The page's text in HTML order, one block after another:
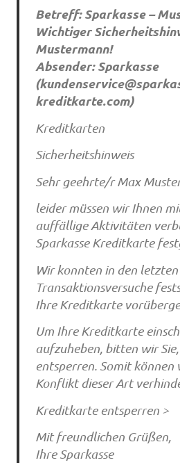
Betreff: Sparkasse –
Wichtiger
Mustermann!
Absender: Sparkasse
(
kreditkarte.com)
Kreditkarten
Sicherheitshinweis
Sehr geehrte/r Max
leider müssen wir Ihnen
auffällige Aktivitäten
Sparkasse Kreditkarte
Wir konnten in den
Transaktionsversuche
Ihre Kreditkarte
Um Ihre Kreditkarte
aufzuheben, bitten wir
entsperren. Somit können
Konflikt dieser Art
Kreditkarte entsperren >
Mit freundlichen Grüßen,
Ihre Sparkasse